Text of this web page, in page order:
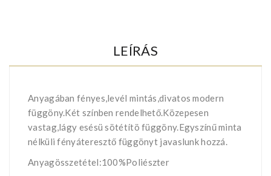
LEÍRÁS
Anyagában fényes,levél mintás,divatos modern
függöny.Két színben rendelhető.Közepesen
vastag,lágy esésü sötétítö függöny.Egyszínű minta
nélküli fényáteresztő függönyt javaslunk hozzá.
Anyagösszetétel:100%Poliészter